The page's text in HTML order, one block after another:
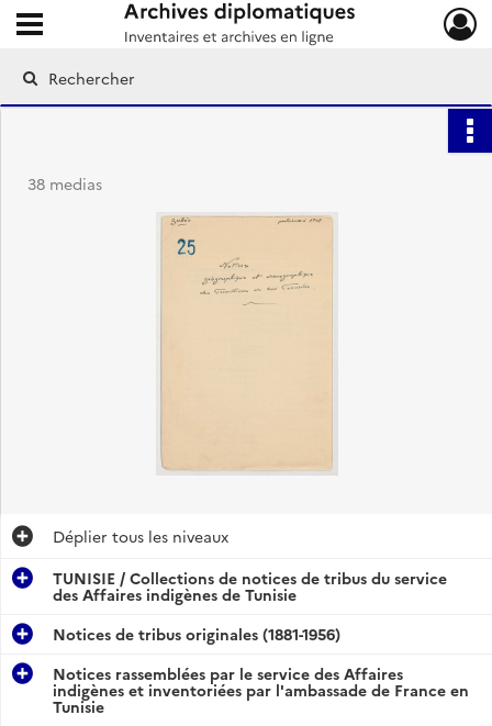
Archives diplomatiques
Ouvrir le menu déroulant
38 medias
Déplier tous les niveaux
TUNISIE / Collections de notices de tribus du service
des Affaires indigènes de Tunisie
Notices de tribus originales (1881-1956)
Notices rassemblées par le service des Affaires
indigènes et inventoriées par l'ambassade de France en
Tunisie